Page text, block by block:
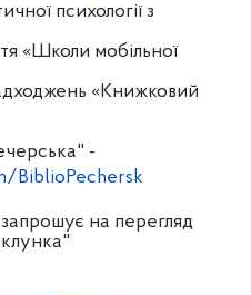
психології з
«Школи мобільної
«Книжковий
-
BiblioPechersk
на перегляд